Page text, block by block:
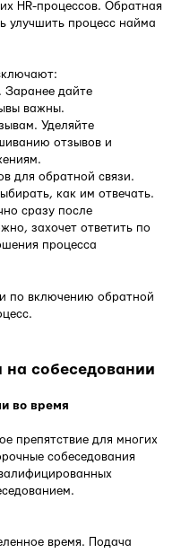
HR-процессов. Обратная
улучшить процесс найма
Заранее дайте
важны.
Уделяйте
отзывов и
для обратной связи.
как им отвечать.
сразу после
захочет ответить по
процесса
по включению обратной
собеседовании
во время
препятствие для многих
собеседования
время. Подача